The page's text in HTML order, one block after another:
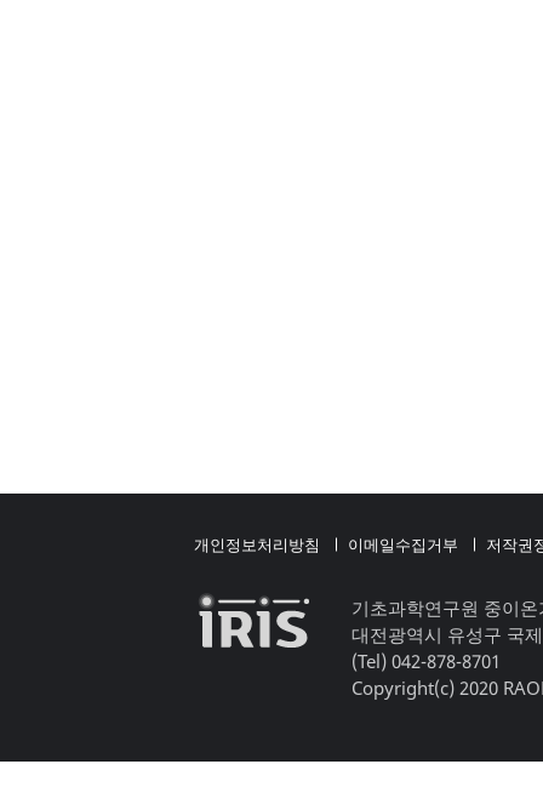
개인정보처리방침 이메일수집거부 저작권
기초과학연구원 중이
대전광역시 유성구 국
(Tel) 042-878-8701
Copyright(c) 2020